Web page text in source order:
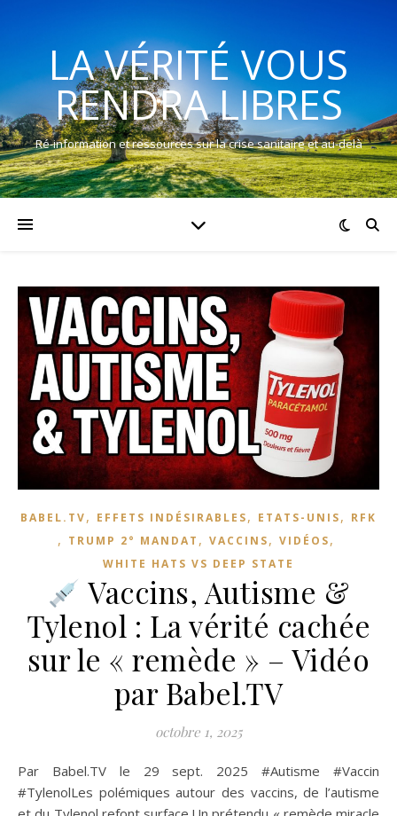
LA VÉRITÉ VOUS
RENDRA LIBRES
Ré-information et ressources sur la crise sanitaire et au-delà
BABEL.TV, EFFETS INDÉSIRABLES, ETATS-UNIS, RFK
, TRUMP 2° MANDAT , VACCINS, VIDÉOS,
WHITE HATS VS DEEP STATE
Vaccins, Autisme &
Tylenol : La vérité cachée
sur le « remède » – Vidéo
par Babel.TV
octobre 1, 2025
Par Babel.TV le 29 sept. 2025 #Autisme #Vaccin
#TylenolLes polémiques autour des vaccins, de l’autisme